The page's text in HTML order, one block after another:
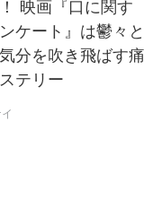
映画『口に関す
ケート』は鬱々と
分を吹き飛ばす痛
テリー